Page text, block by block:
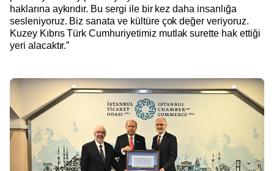
haklarına aykırıdır. Bu sergi ile bir kez daha insanlığa
sesleniyoruz. Biz sanata ve kültüre çok değer veriyoruz.
Kuzey Kıbrıs Türk Cumhuriyetimiz mutlak surette hak ettiği
yeri alacaktır.”